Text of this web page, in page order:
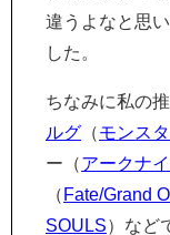
違うよなと思
した。
ちなみに私の
ルグ （モンス
ー（アークナ
（ Fate/Grand
SOULS）など